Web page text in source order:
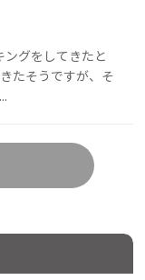
グをしてきたと
たそうですが、そ